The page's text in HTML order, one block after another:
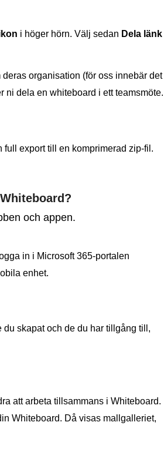
i höger hörn. Välj sedan Dela länk
organisation (för oss innebär det
ni dela en whiteboard i ett teamsmöte.
full export till en komprimerad zip-fil.
och appen.
in i Microsoft 365-portalen
enhet.
skapat och de du har tillgång till,
att arbeta tillsammans i Whiteboard.
Whiteboard. Då visas mallgalleriet,